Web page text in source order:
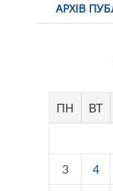
АРХІВ
ПН ВТ
3 4